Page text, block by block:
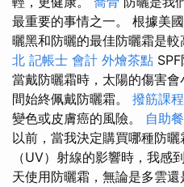
最重要的事情之一。 根據美
曬黑和防曬的最佳防曬霜是較
北 記帳士 會計 外燴茶點
當戴防曬霜時，太陽的傷害
間始終佩戴防曬霜。 撥筋課程
變色或皮膚癌的風險。 自助
以前，當我決定購買哪種防
（UV）射線的影響時，我感
天使用防曬霜，無論是多雲